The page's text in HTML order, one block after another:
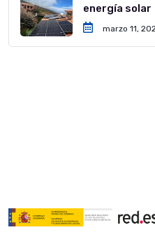
energía solar
marzo 11,